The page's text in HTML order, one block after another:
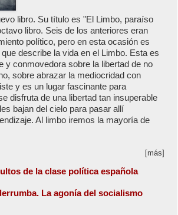
libro. Su título es "El Limbo, paraíso
libro. Seis de los anteriores eran
político, pero en esta ocasión es
describe la vida en el Limbo. Esta es
y conmovedora sobre la libertad de no
sobre abrazar la mediocridad con
y es un lugar fascinante para
disfruta de una libertad tan insuperable
bajan del cielo para pasar allí
Al limbo iremos la mayoría de
[más]
de la clase política española
La agonía del socialismo